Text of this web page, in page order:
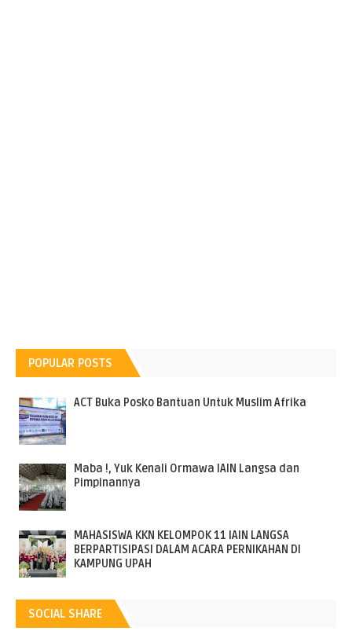
POPULAR POSTS
ACT Buka Posko Bantuan Untuk Muslim Afrika
Maba !, Yuk Kenali Ormawa IAIN Langsa dan
Pimpinannya
MAHASISWA KKN KELOMPOK 11 IAIN LANGSA
BERPARTISIPASI DALAM ACARA PERNIKAHAN DI
KAMPUNG UPAH
SOCIAL SHARE